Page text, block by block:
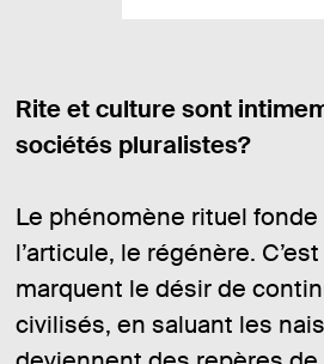
Rite et culture sont
sociétés pluralistes?
Le phénomène rituel
l’articule, le régénère.
marquent le désir de
civilisés, en saluant les